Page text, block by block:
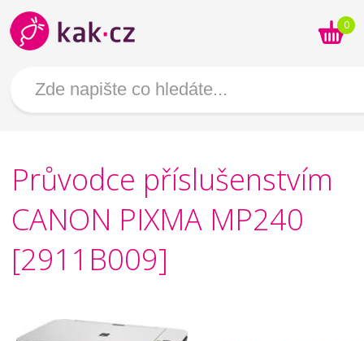
0
Průvodce příslušenstvím
CANON PIXMA MP240
[2911B009]